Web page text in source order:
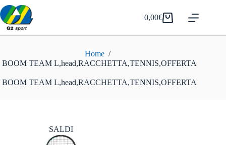
Salta
al
contenuto
Carrello
0,00€
Home /
BOOM TEAM L,head,RACCHETTA,TENNIS,OFFERTA
BOOM TEAM L,head,RACCHETTA,TENNIS,OFFERTA
SALDI